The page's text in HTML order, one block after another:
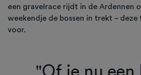
een gravelrace rijdt in de Ardennen
weekendje de bossen in trekt – deze
voor.